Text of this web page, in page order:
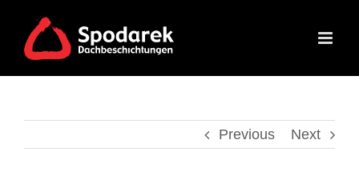
content
Previous Next